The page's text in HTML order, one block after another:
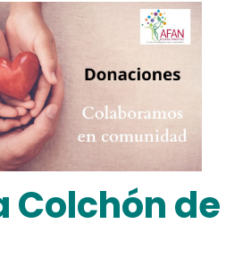
Colchón de